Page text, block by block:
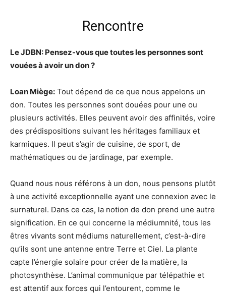
Rencontre
Le JDBN: Pensez-vous que toutes les personnes sont
vouées à avoir un don ?
Loan Miège: Tout dépend de ce que nous appelons un
don. Toutes les personnes sont douées pour une ou
plusieurs activités. Elles peuvent avoir des affinités, voire
des prédispositions suivant les héritages familiaux et
karmiques. Il peut s’agir de cuisine, de sport, de
mathématiques ou de jardinage, par exemple.
Quand nous nous référons à un don, nous pensons plutôt
à une activité exceptionnelle ayant une connexion avec le
surnaturel. Dans ce cas, la notion de don prend une autre
signification. En ce qui concerne la médiumnité, tous les
êtres vivants sont médiums naturellement, c’est-à-dire
qu’ils sont une antenne entre Terre et Ciel. La plante
capte l’énergie solaire pour créer de la matière, la
photosynthèse. L’animal communique par télépathie et
est attentif aux forces qui l’entourent, comme le